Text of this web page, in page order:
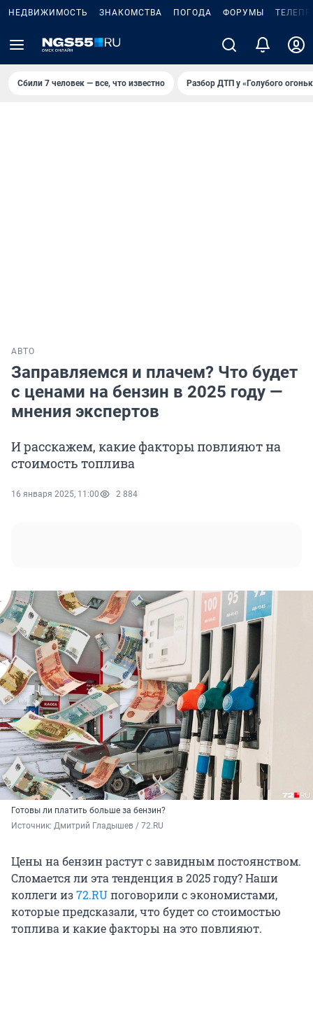
НЕДВИЖИМОСТЬ ЗНАКОМСТВА ПОГОДА ФОРУМЫ
Сбили 7 человек — все, что известно Разбор ДТП у «Голубого
АВТО
Заправляемся и плачем? Что будет
с ценами на бензин в 2025 году —
мнения экспертов
И расскажем, какие факторы повлияют на
стоимость топлива
16 января 2025, 11:00 2 884
Готовы ли платить больше за бензин?
Источник: Дмитрий Гладышев / 72.RU
Цены на бензин растут с завидным постоянством.
Сломается ли эта тенденция в 2025 году? Наши
коллеги из72.RUпоговорили с экономистами,
которые предсказали, что будет со стоимостью
топлива и какие факторы на это повлияют.